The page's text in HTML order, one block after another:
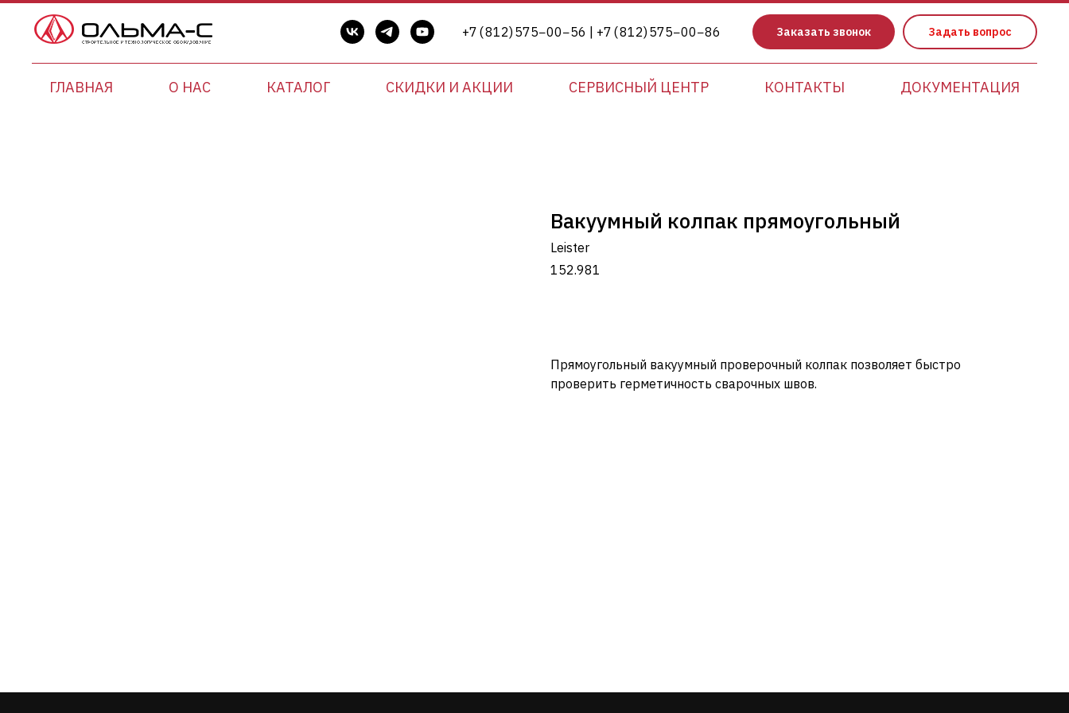
+7 ( 812) 575−00−56 | +7 ( 812) 575−00−86 Заказать звонок Задать вопрос
ГЛАВНАЯ О НАС КАТАЛОГ СКИДКИ И АКЦИИ СЕРВИСНЫЙ ЦЕНТР КОНТАКТЫ ДОКУМЕНТАЦИЯ
Вакуумный колпак прямоугольный
Leister
152.981
Прямоугольный вакуумный проверочный колпак позволяет быстро
проверить герметичность сварочных швов.
Информация Услуги и сервис РЕЖИМ РАБОТЫ